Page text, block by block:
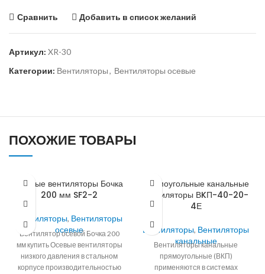
Сравнить Добавить в список желаний
Артикул: XR-30
Категории: Вентиляторы, Вентиляторы осевые
ПОХОЖИЕ ТОВАРЫ
Осевые вентиляторы Бочка
200 мм SF2-2
Вентиляторы, Вентиляторы
осевые
Вентилятор осевой Бочка 200
мм купить Осевые вентиляторы
низкого давления в стальном
корпусе производительностью
Прямоугольные канальные
вентиляторы ВKП-40-20-
4Е
Вентиляторы, Вентиляторы
канальные
Вентиляторы канальные
прямоугольные (ВКП)
применяются в системах